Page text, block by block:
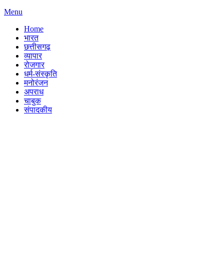
Menu
Home
भारत
छत्तीसगढ़
व्यापार
रोजगार
धर्म-संस्कृति
मनोरंजन
अपराध
चाबुक
संपादकीय